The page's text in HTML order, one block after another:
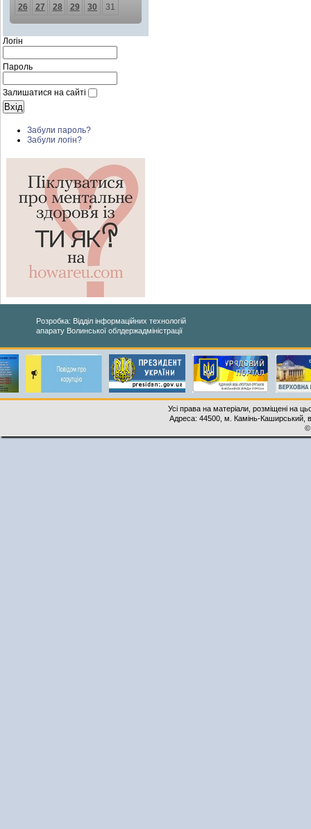
26
27 28 29 30 31
Логін
Пароль
Залишатися на сайті
Забули пароль?
Забули логін?
Розробка: Відділ інформаційних технологій
апарату Волинської облдержадміністрації
Усі права на матеріали, розміщені на
Адреса: 44500, м. Камінь-Каширський,
©